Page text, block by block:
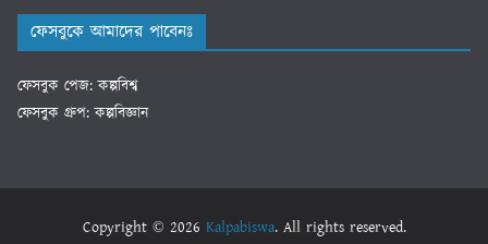
ফেসবুকে আমাদের পাবেনঃ
ফেসবুক পেজ: কল্পবিশ্ব
ফেসবুক গ্রুপ: কল্পবিজ্ঞান
Copyright © 2026 Kalpabiswa. All rights reserved.